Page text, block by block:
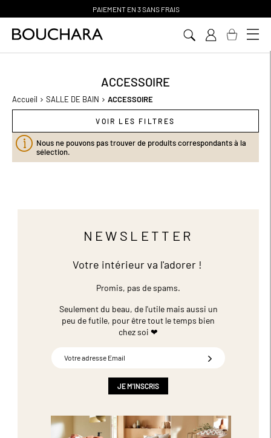
PAIEMENT EN 3 SANS FRAIS
ACCESSOIRE
Accueil SALLE DE BAIN ACCESSOIRE
VOIR LES FILTRES
Nous ne pouvons pas trouver de produits correspondants à la
sélection.
NEWSLETTER
Votre intérieur va l'adorer !
Promis, pas de spams.
Seulement du beau, de l'utile mais aussi un
peu de futile, pour être tout le temps bien
chez soi ❤
JE M'INSCRIS